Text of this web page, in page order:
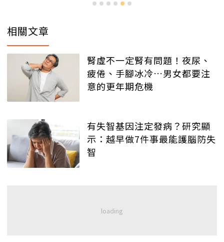
相關文章
腎虛不一定腎有問題！夜尿、
疲倦、手腳冰冷…男女都要注
意的更年期危機
有失智基因注定發病？研究顯
示：越早做7件事最能護腦防失
智